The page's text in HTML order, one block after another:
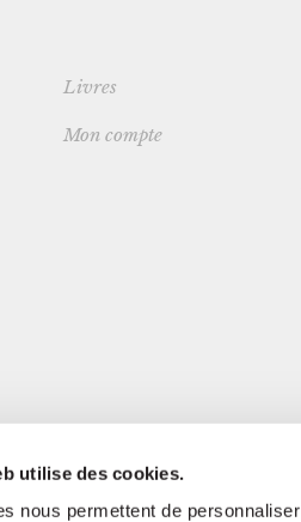
utilise des cookies.
nous permettent de
Livres
Mon compte